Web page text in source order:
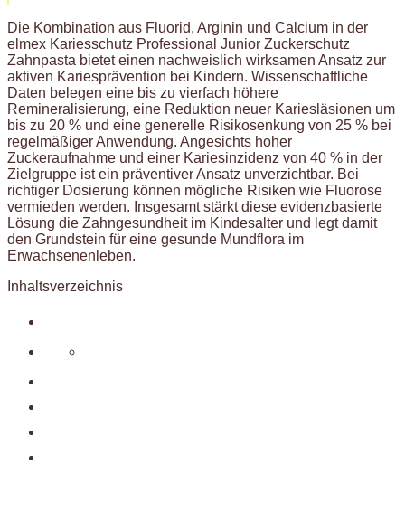
Die Kombination aus Fluorid, Arginin und Calcium in der
elmex Kariesschutz Professional Junior Zuckerschutz
Zahnpasta bietet einen nachweislich wirksamen Ansatz zur
aktiven Kariesprävention bei Kindern. Wissenschaftliche
Daten belegen eine bis zu vierfach höhere
Remineralisierung, eine Reduktion neuer Kariesläsionen um
bis zu 20 % und eine generelle Risikosenkung von 25 % bei
regelmäßiger Anwendung. Angesichts hoher
Zuckeraufnahme und einer Kariesinzidenz von 40 % in der
Zielgruppe ist ein präventiver Ansatz unverzichtbar. Bei
richtiger Dosierung können mögliche Risiken wie Fluorose
vermieden werden. Insgesamt stärkt diese evidenzbasierte
Lösung die Zahngesundheit im Kindesalter und legt damit
den Grundstein für eine gesunde Mundflora im
Erwachsenenleben.
Inhaltsverzeichnis